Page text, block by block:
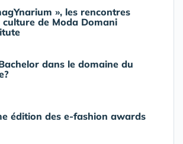
», les rencontres
culture de Moda Domani
dans le domaine du
édition des e-fashion awards